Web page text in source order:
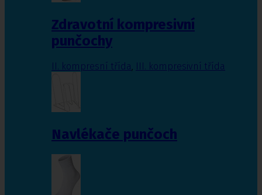
Zdravotní kompresivní
punčochy
II. kompresní třída III. kompresivní třída
Navlékače punčoch